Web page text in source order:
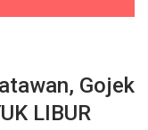
Gojek
LIBUR